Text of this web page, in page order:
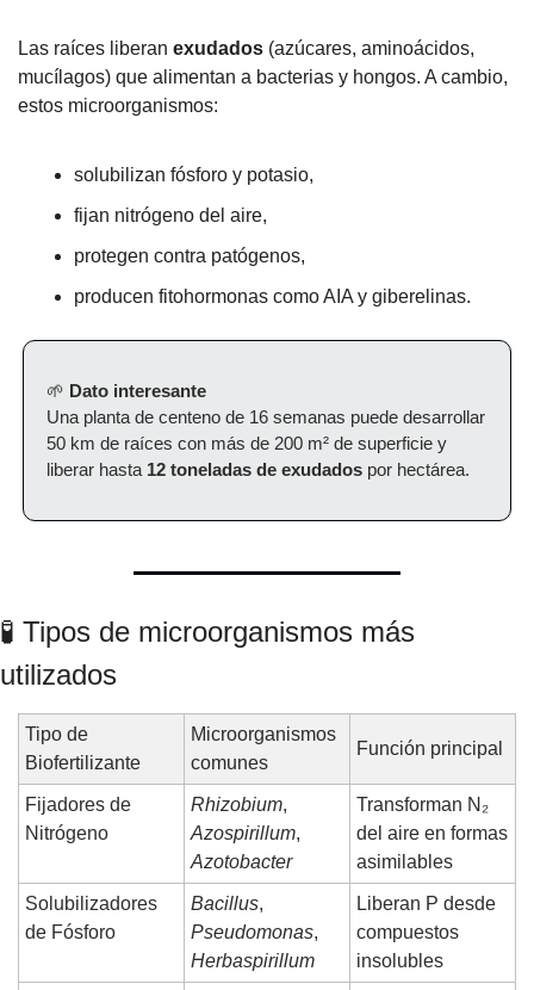
Las raíces liberan exudados (azúcares, aminoácidos,
mucílagos) que alimentan a bacterias y hongos. A cambio,
estos microorganismos:
solubilizan fósforo y potasio,
fijan nitrógeno del aire,
protegen contra patógenos,
producen fitohormonas como AIA y giberelinas.
🌱 Dato interesante
Una planta de centeno de 16 semanas puede desarrollar
50 km de raíces con más de 200 m² de superficie y
liberar hasta 12 toneladas de exudados por hectárea.
🧪 Tipos de microorganismos más
utilizados
Tipo de
Biofertilizante
Microorganismos
comunes
Función principal
Fijadores de
Nitrógeno
Rhizobium
Azospirillum
Azotobacter
Transforman N₂
del aire en formas
asimilables
Solubilizadores
de Fósforo
Bacillus
Pseudomonas
Herbaspirillum
Liberan P desde
compuestos
insolubles